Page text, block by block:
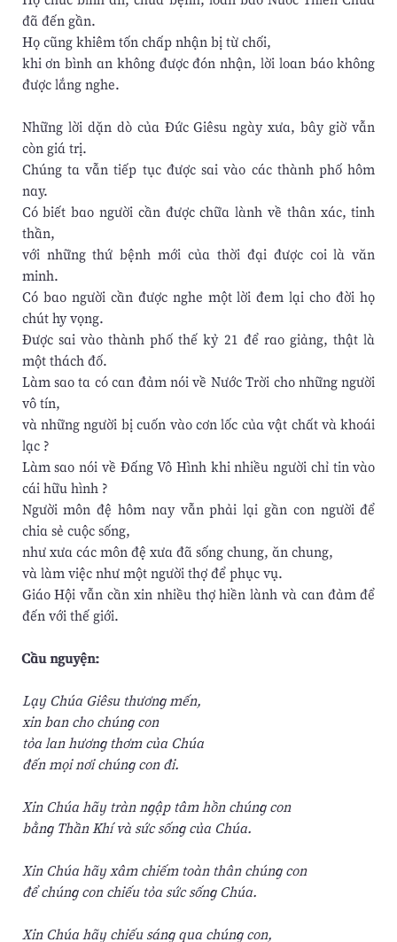
đã đến gần.
Họ cũng khiêm tốn chấp nhận bị từ chối,
khi ơn bình an không được đón nhận, lời loan báo không
được lắng nghe.
Những lời dặn dò của Đức Giêsu ngày xưa, bây giờ vẫn
còn giá trị.
Chúng ta vẫn tiếp tục được sai vào các thành phố hôm
nay.
Có biết bao người cần được chữa lành về thân xác, tinh
thần,
với những thứ bệnh mới của thời đại được coi là văn
minh.
Có bao người cần được nghe một lời đem lại cho đời họ
chút hy vọng.
Được sai vào thành phố thế kỷ 21 để rao giảng, thật là
một thách đố.
Làm sao ta có can đảm nói về Nước Trời cho những người
vô tín,
và những người bị cuốn vào cơn lốc của vật chất và khoái
lạc ?
Làm sao nói về Đấng Vô Hình khi nhiều người chỉ tin vào
cái hữu hình ?
Người môn đệ hôm nay vẫn phải lại gần con người để
chia sẻ cuộc sống,
như xưa các môn đệ xưa đã sống chung, ăn chung,
và làm việc như một người thợ để phục vụ.
Giáo Hội vẫn cần xin nhiều thợ hiền lành và can đảm để
đến với thế giới.
Cầu nguyện:
Lạy Chúa Giêsu thương mến,
xin ban cho chúng con
tỏa lan hương thơm của Chúa
đến mọi nơi chúng con đi.
Xin Chúa hãy tràn ngập tâm hồn chúng con
bằng Thần Khí và sức sống của Chúa.
Xin Chúa hãy xâm chiếm toàn thân chúng con
để chúng con chiếu tỏa sức sống Chúa.
Xin Chúa hãy chiếu sáng qua chúng con,